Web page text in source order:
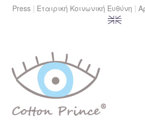
Press | Εταιρική Κοινωνική Ευθύνη |